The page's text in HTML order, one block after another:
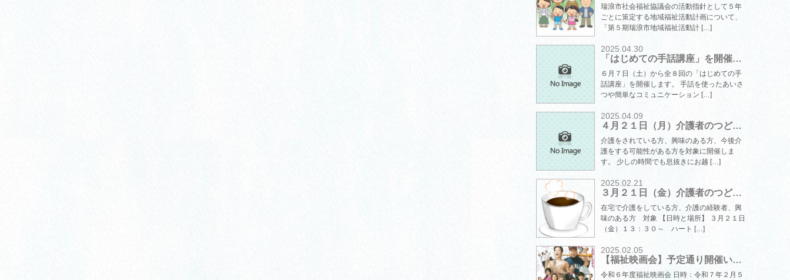
瑞浪市社会福祉協議会の活動指針として５年
ごとに策定する地域福祉活動計画について、
「第５期瑞浪市地域福祉活動計 […]
2025.04.30
「はじめての手話講座」を開催…
６月７日（土）から全８回の「はじめての手
話講座」を開催します。 手話を使ったあいさ
つや簡単なコミュニケーション […]
2025.04.09
４月２１日（月）介護者のつど…
介護をされている方、興味のある方、今後介
護をする可能性がある方を対象に開催しま
す。 少しの時間でも息抜きにお越 […]
2025.02.21
３月２１日（金）介護者のつど…
在宅で介護をしている方、介護の経験者、興
味のある方 対象 【日時と場所】 ３月２１日
（金）１３：３０～ ハート […]
2025.02.05
【福祉映画会】予定通り開催い…
令和６年度福祉映画会 日時：令和７年２月５